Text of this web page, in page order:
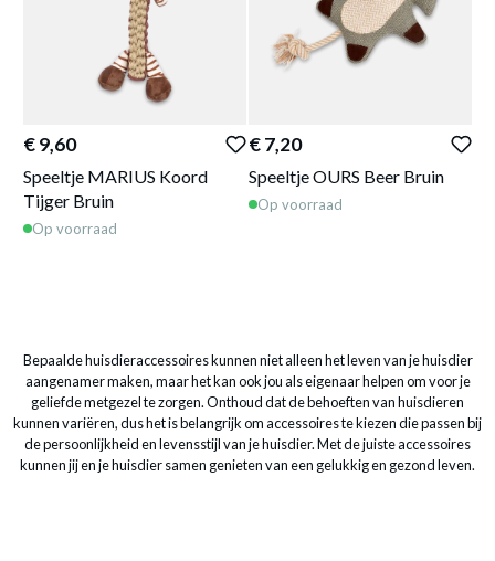
€ 9,60
Speeltje MARIUS Koord
Tijger Bruin
Op voorraad
€ 7,20
Speeltje OURS Beer Bruin
Op voorraad
Bepaalde huisdieraccessoires kunnen niet alleen het leven van je huisdier
aangenamer maken, maar het kan ook jou als eigenaar helpen om voor je
geliefde metgezel te zorgen. Onthoud dat de behoeften van huisdieren
kunnen variëren, dus het is belangrijk om accessoires te kiezen die passen bij
de persoonlijkheid en levensstijl van je huisdier. Met de juiste accessoires
kunnen jij en je huisdier samen genieten van een gelukkig en gezond leven.